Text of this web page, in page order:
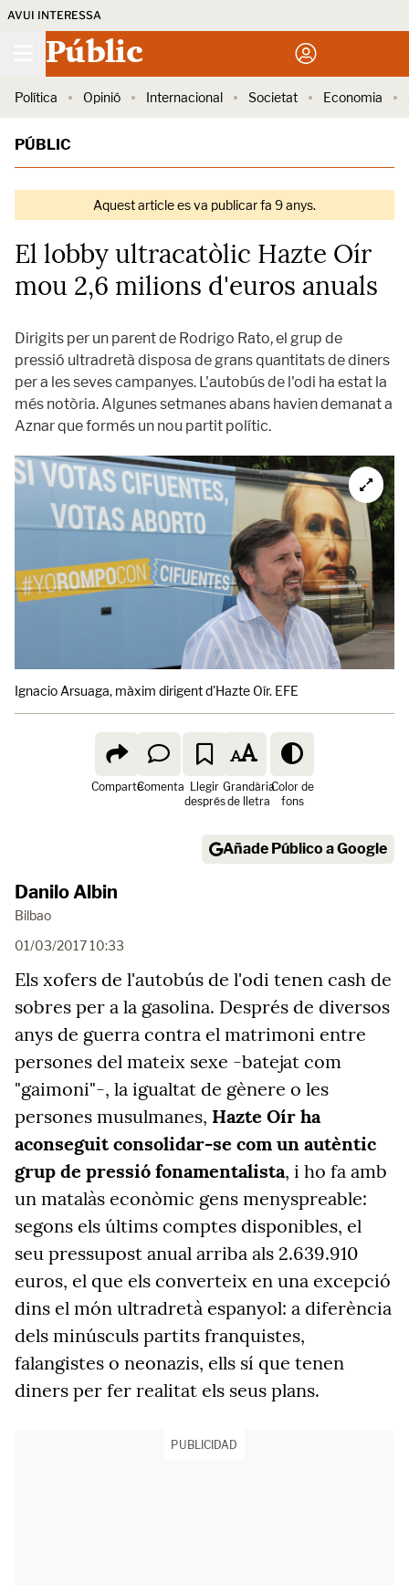
AVUI INTERESSA
Públic
Política Opinió Internacional Societat Economia
PÚBLIC
Aquest article es va publicar fa 9 anys.
El lobby ultracatòlic Hazte Oír
mou 2,6 milions d'euros anuals
Dirigits per un parent de Rodrigo Rato, el grup de
pressió ultradretà disposa de grans quantitats de diners
per a les seves campanyes. L'autobús de l'odi ha estat la
més notòria. Algunes setmanes abans havien demanat a
Aznar que formés un nou partit polític.
Ignacio Arsuaga, màxim dirigent d'Hazte Oír. EFE
ComparteComenta Llegir
després
Grandària
de lletra
Color de
fons
Añade Público a Google
Danilo Albin
Bilbao
01/03/2017 10:33
Els xofers de l'autobús de l'odi tenen cash de
sobres per a la gasolina. Després de diversos
anys de guerra contra el matrimoni entre
persones del mateix sexe -batejat com
"gaimoni"-, la igualtat de gènere o les
persones musulmanes, Hazte Oír ha
aconseguit consolidar-se com un autèntic
grup de pressió fonamentalista, i ho fa amb
un matalàs econòmic gens menyspreable:
segons els últims comptes disponibles, el
seu pressupost anual arriba als 2.639.910
euros, el que els converteix en una excepció
dins el món ultradretà espanyol: a diferència
dels minúsculs partits franquistes,
falangistes o neonazis, ells sí que tenen
diners per fer realitat els seus plans.
PUBLICIDAD